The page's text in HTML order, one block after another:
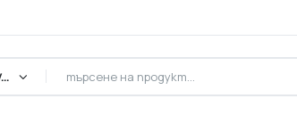
Всички продукти